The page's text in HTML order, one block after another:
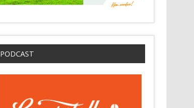
PODCAST